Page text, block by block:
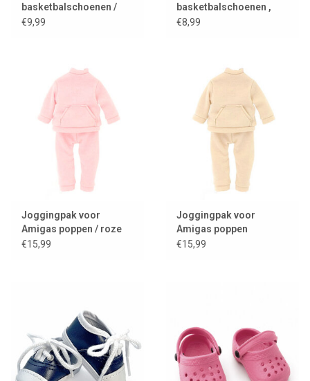
basketbalschoenen /
sneakers voor (AMIGAS)
€9,99
basketbalschoenen ,
passend voor AMIGAS
€8,99
Joggingpak voor
Amigas poppen / roze
€15,99
Joggingpak voor
Amigas poppen
€15,99